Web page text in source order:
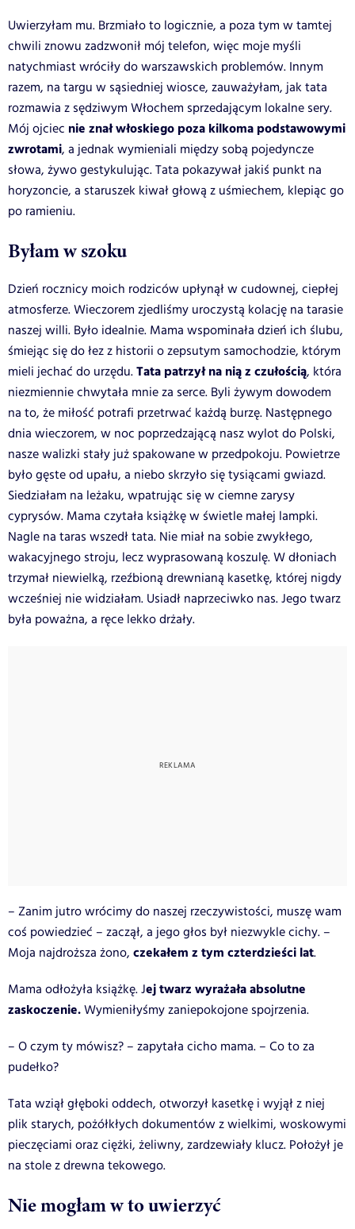
Uwierzyłam mu. Brzmiało to logicznie, a poza tym w tamtej
chwili znowu zadzwonił mój telefon, więc moje myśli
natychmiast wróciły do warszawskich problemów. Innym
razem, na targu w sąsiedniej wiosce, zauważyłam, jak tata
rozmawia z sędziwym Włochem sprzedającym lokalne sery.
Mój ojciec nie znał włoskiego poza kilkoma podstawowymi
zwrotami, a jednak wymieniali między sobą pojedyncze
słowa, żywo gestykulując. Tata pokazywał jakiś punkt na
horyzoncie, a staruszek kiwał głową z uśmiechem, klepiąc go
po ramieniu.
Byłam w szoku
Dzień rocznicy moich rodziców upłynął w cudownej, ciepłej
atmosferze. Wieczorem zjedliśmy uroczystą kolację na tarasie
naszej willi. Było idealnie. Mama wspominała dzień ich ślubu,
śmiejąc się do łez z historii o zepsutym samochodzie, którym
mieli jechać do urzędu.Tata patrzył na nią z czułością, która
niezmiennie chwytała mnie za serce. Byli żywym dowodem
na to, że miłość potrafi przetrwać każdą burzę. Następnego
dnia wieczorem, w noc poprzedzającą nasz wylot do Polski,
nasze walizki stały już spakowane w przedpokoju. Powietrze
było gęste od upału, a niebo skrzyło się tysiącami gwiazd.
Siedziałam na leżaku, wpatrując się w ciemne zarysy
cyprysów. Mama czytała książkę w świetle małej lampki.
Nagle na taras wszedł tata. Nie miał na sobie zwykłego,
wakacyjnego stroju, lecz wyprasowaną koszulę. W dłoniach
trzymał niewielką, rzeźbioną drewnianą kasetkę, której nigdy
wcześniej nie widziałam. Usiadł naprzeciwko nas. Jego twarz
była poważna, a ręce lekko drżały.
– Zanim jutro wrócimy do naszej rzeczywistości, muszę wam
coś powiedzieć – zaczął, a jego głos był niezwykle cichy. –
Moja najdroższa żono, czekałem z tym czterdzieści lat.
Mama odłożyła książkę. Jej twarz wyrażała absolutne
zaskoczenie.Wymieniłyśmy zaniepokojone spojrzenia.
– O czym ty mówisz? – zapytała cicho mama. – Co to za
pudełko?
Tata wziął głęboki oddech, otworzył kasetkę i wyjął z niej
plik starych, pożółkłych dokumentów z wielkimi, woskowymi
pieczęciami oraz ciężki, żeliwny, zardzewiały klucz. Położył je
na stole z drewna tekowego.
Nie mogłam w to uwierzyć